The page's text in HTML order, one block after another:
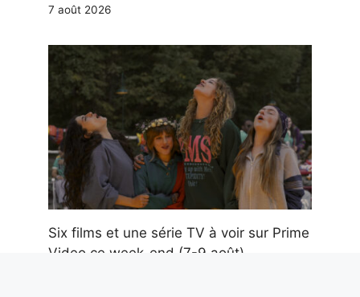
7 août 2026
Six films et une série TV à voir sur Prime
Video ce week-end (7-9 août)